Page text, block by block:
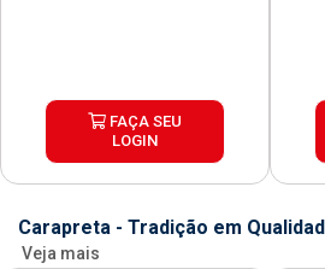
FAÇA SEU
LOGIN
Carapreta - Tradição em
Veja mais